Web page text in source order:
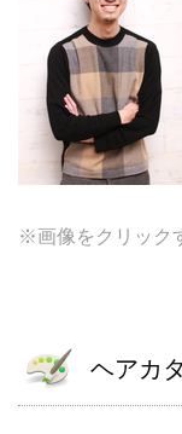
※画像をクリック
ヘアカ